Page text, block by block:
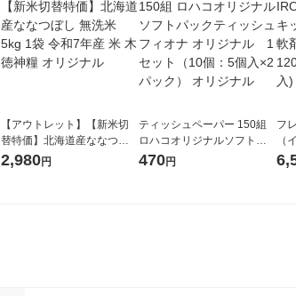
【アウトレット】【新米切
替特価】北海道産ななつぼ
し 無洗米 5kg 1袋 令和7年産
2,980円
ティッシュペーパー 150組
ロハコオリジナルソフトパ
ックティッシュ フィオナ オ
470円
フ
（
ー